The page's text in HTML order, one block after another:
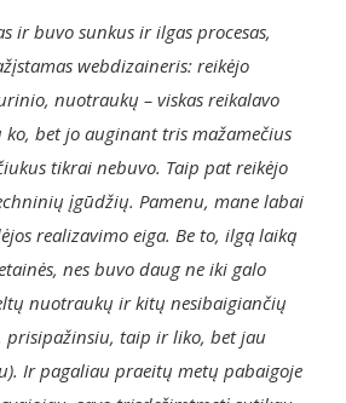
ir buvo sunkus ir ilgas procesas,
webdizaineris: reikėjo
nuotraukų – viskas reikalavo
bet jo auginant tris mažamečius
tikrai nebuvo. Taip pat reikėjo
įgūdžių. Pamenu, mane labai
realizavimo eiga. Be to, ilgą laiką
nes buvo daug ne iki galo
nuotraukų ir kitų nesibaigiančių
prisipažinsiu, taip ir liko, bet jau
Ir pagaliau praeitų metų pabaigoje